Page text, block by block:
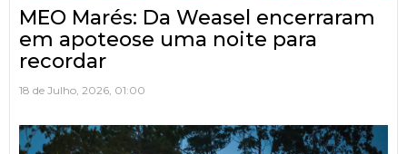
MEO Marés: Da Weasel encerraram
em apoteose uma noite para
recordar
18 de Julho, 2026, 01:00